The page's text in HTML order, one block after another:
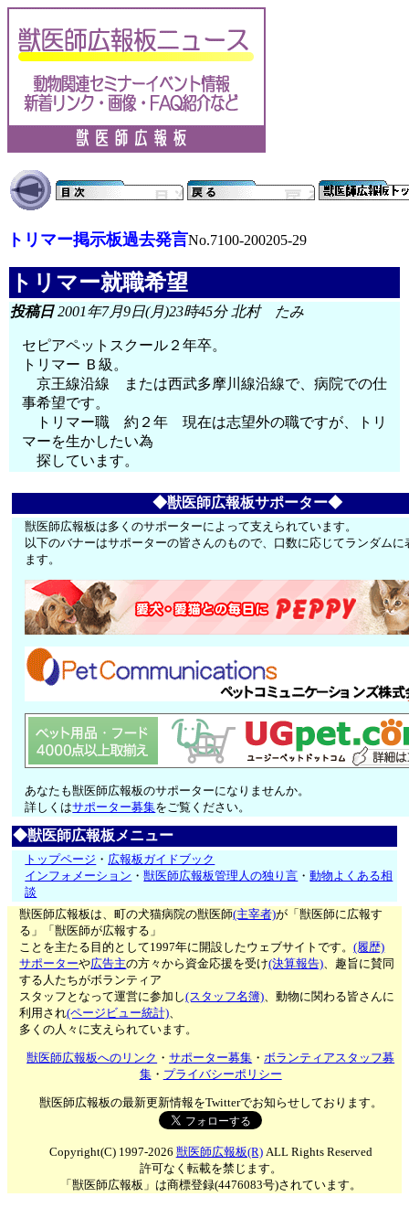
トリマー掲示板過去発言No.7100-200205-29
トリマー就職希望
投稿日2001年7月9日(月)23時45分 北村 たみ
セピアペットスクール２年卒。
トリマー Ｂ級。
京王線沿線 または西武多摩川線沿線で、病院での仕
事希望です。
トリマー職 約２年 現在は志望外の職ですが、トリ
マーを生かしたい為
探しています。
◆獣医師広報板サポーター◆
獣医師広報板は多くのサポーターによって支えられています。
以下のバナーはサポーターの皆さんのもので、口数に応じてランダムに
ます。
あなたも獣医師広報板のサポーターになりませんか。
詳しくはサポーター募集をご覧ください。
◆獣医師広報板メニュー
トップページ ・ 広報板ガイドブック
インフォメーション ・獣医師広報板管理人の独り言 ・動物よくある相
談
獣医師広報板は、町の犬猫病院の獣医師(主宰者)が「獣医師に広報す
る」「獣医師が広報する」
ことを主たる目的として1997年に開設したウェブサイトです。(履歴)
サポーターや広告主の方々から資金応援を受け(決算報告)、趣旨に賛同
する人たちがボランティア
スタッフとなって運営に参加し(スタッフ名簿)、動物に関わる皆さんに
利用され(ページビュー統計)、
多くの人々に支えられています。
獣医師広報板へのリンク ・サポーター募集 ・ボランティアスタッフ募
集・ プライバシーポリシー
獣医師広報板の最新更新情報をTwitterでお知らせしております。
Copyright(C) 1997-2026 獣医師広報板(R)ALL Rights Reserved
許可なく転載を禁じます。
「獣医師広報板」は商標登録(4476083号)されています。